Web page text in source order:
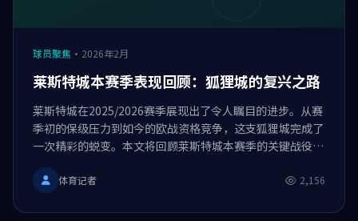
球员聚焦 · 2026年2月
莱斯特城本赛季表现回顾：狐狸城的复兴之路
莱斯特城在2025/2026赛季展现出了令人瞩目的进步。从赛
季初的保级压力到如今的欧战资格竞争，这支狐狸城完成了
一次精彩的蜕变。本文将回顾莱斯特城本赛季的关键战役和
核心球员表现。
体育记者 2,156